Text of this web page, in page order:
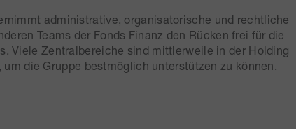
administrative, organisatorische und rechtliche
Teams der Fonds Finanz den Rücken frei für die
Viele Zentralbereiche sind mittlerweile in der Holding
um die Gruppe bestmöglich unterstützen zu können.